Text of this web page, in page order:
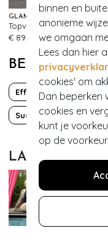
binnen en
anonieme
we omgaan
Lees dan hier
cookies' om
Dan beperken
cookies en
kunt je
op de
Topvintage exclusive ~ Lena Lynn Check pantalon in zwart en wit
€ 89,95
BEKIJK MEER
Effen Sailor
Sustainable Fashion
LAATST